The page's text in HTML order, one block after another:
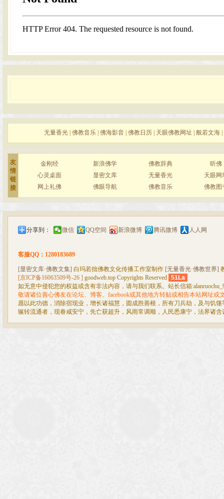
无量香光 佛教音乐 佛海影音 佛教日历 天眼佛教网址 般若文海
友
情
链
接
金刚经 新浪佛学 佛教辞典
听佛
心灵桌面
显密文库 无量香光
天眼网
网上礼佛
佛眼导航 佛教音乐 佛教图
分享到： 微信 QQ空间 新浪微博 腾讯微博 人人网
客服QQ：1280183689
[显密文库·佛教文集] 白玛若拙佛教文化传播工作室制作 [无量香光·佛教世界]
[京ICP备16063509号-26 ] goodweb.top Copyrights Reserved 51La
如无意中侵犯您的权益或含有非法内容，请与我们联系。站长信箱
敬请诸位善心佛友在论坛、博客、facebook或其他地方转贴或相告本站网址或
愿以此功德，消除宿现业，增长诸福慧，圆成胜善根，所有刀兵劫，及与饥
辗转流通者，现眷咸安宁，先亡获超升，风雨常调顺，人民悉康宁，法界诸含